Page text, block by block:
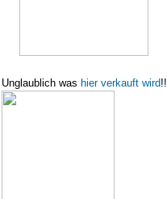
Unglaublich was hier verkauft wird!!